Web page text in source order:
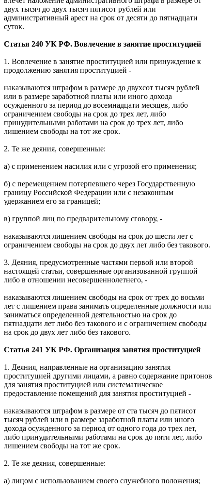
двух тысяч до двух тысяч пятисот рублей или
административный арест на срок от десяти до пятнадцати
суток.
Статья 240 УК РФ. Вовлечение в занятие проституцией
1. Вовлечение в занятие проституцией или принуждение к
продолжению занятия проституцией -
наказываются штрафом в размере до двухсот тысяч рублей
или в размере заработной платы или иного дохода
осужденного за период до восемнадцати месяцев, либо
ограничением свободы на срок до трех лет, либо
принудительными работами на срок до трех лет, либо
лишением свободы на тот же срок.
2. Те же деяния, совершенные:
а) с применением насилия или с угрозой его применения;
б) с перемещением потерпевшего через Государственную
границу Российской Федерации или с незаконным
удержанием его за границей;
в) группой лиц по предварительному сговору, -
наказываются лишением свободы на срок до шести лет с
ограничением свободы на срок до двух лет либо без такового.
3. Деяния, предусмотренные частями первой или второй
настоящей статьи, совершенные организованной группой
либо в отношении несовершеннолетнего, -
наказываются лишением свободы на срок от трех до восьми
лет с лишением права занимать определенные должности или
заниматься определенной деятельностью на срок до
пятнадцати лет либо без такового и с ограничением свободы
на срок до двух лет либо без такового.
Статья 241 УК РФ. Организация занятия проституцией
1. Деяния, направленные на организацию занятия
проституцией другими лицами, а равно содержание притонов
для занятия проституцией или систематическое
предоставление помещений для занятия проституцией -
наказываются штрафом в размере от ста тысяч до пятисот
тысяч рублей или в размере заработной платы или иного
дохода осужденного за период от одного года до трех лет,
либо принудительными работами на срок до пяти лет, либо
лишением свободы на тот же срок.
2. Те же деяния, совершенные:
а) лицом с использованием своего служебного положения;